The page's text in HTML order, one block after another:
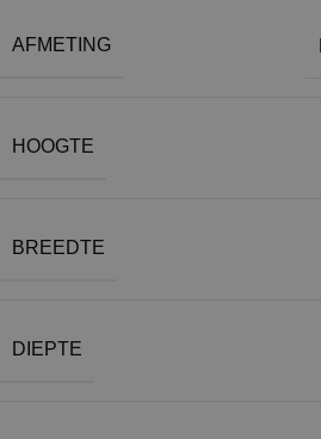
AFMETING
HOOGTE
BREEDTE
DIEPTE